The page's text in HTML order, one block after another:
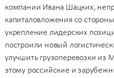
компании Ивана Шацких,
капиталовложения со
укрепление лидерских
построили новый
улучшить грузоперевозки из
этому российские и